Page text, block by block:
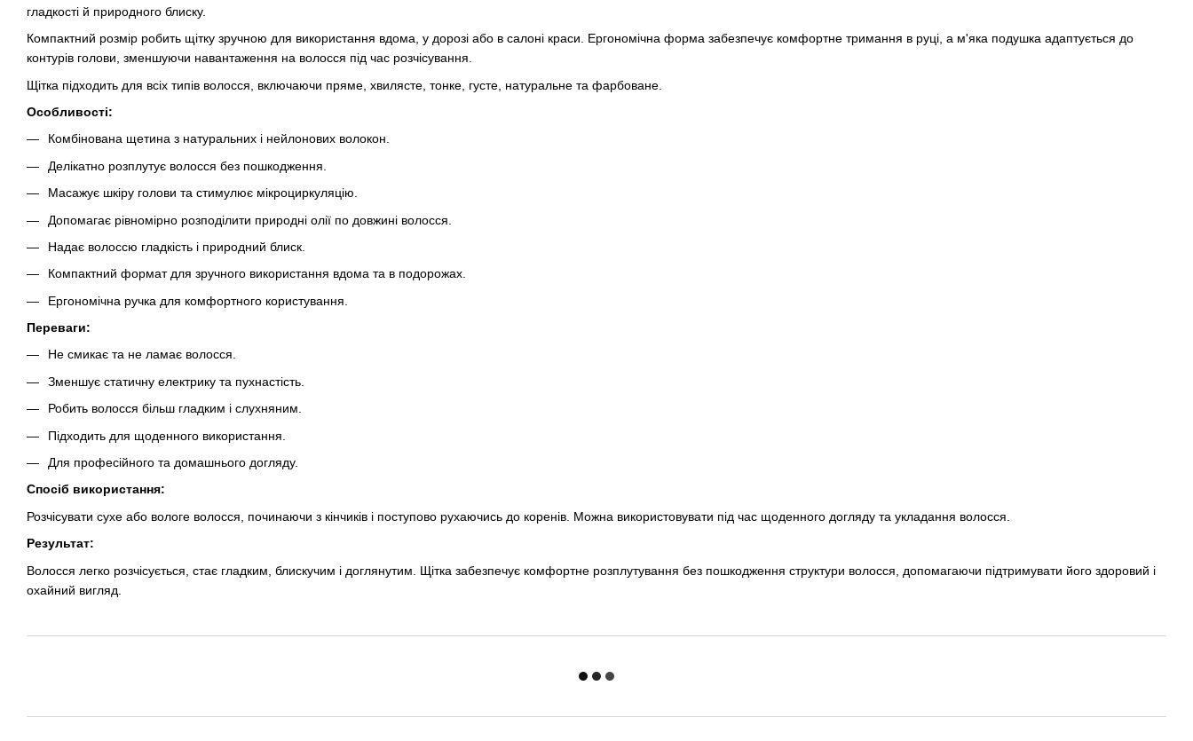
гладкості й природного блиску.
Компактний розмір робить щітку зручною для використання вдома, у дорозі або в салоні краси. Ергономічна форма забезпечує комфортне тримання в руці, а м'яка подушка адаптується до
контурів голови, зменшуючи навантаження на волосся під час розчісування.
Щітка підходить для всіх типів волосся, включаючи пряме, хвилясте, тонке, густе, натуральне та фарбоване.
Особливості:
Комбінована щетина з натуральних і нейлонових волокон.
Делікатно розплутує волосся без пошкодження.
Масажує шкіру голови та стимулює мікроциркуляцію.
Допомагає рівномірно розподілити природні олії по довжині волосся.
Надає волоссю гладкість і природний блиск.
Компактний формат для зручного використання вдома та в подорожах.
Ергономічна ручка для комфортного користування.
Переваги:
Не смикає та не ламає волосся.
Зменшує статичну електрику та пухнастість.
Робить волосся більш гладким і слухняним.
Підходить для щоденного використання.
Для професійного та домашнього догляду.
Спосіб використання:
Розчісувати сухе або вологе волосся, починаючи з кінчиків і поступово рухаючись до коренів. Можна використовувати під час щоденного догляду та укладання волосся.
Результат:
Волосся легко розчісується, стає гладким, блискучим і доглянутим. Щітка забезпечує комфортне розплутування без пошкодження структури волосся, допомагаючи підтримувати його здоровий і
охайний вигляд.